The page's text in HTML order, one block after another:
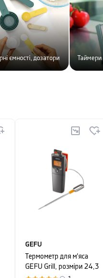
ємності, дозатори Таймери
GEFU
Термометр для м'яса
GEFU Grill, розміри 24,3